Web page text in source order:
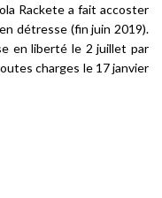
Rackete a fait accoster
détresse (fin juin 2019).
en liberté le 2 juillet par
charges le 17 janvier